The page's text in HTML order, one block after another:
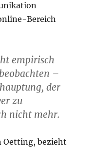
Bereich
empirisch
–
der
zu
nicht mehr.
Oetting, bezieht